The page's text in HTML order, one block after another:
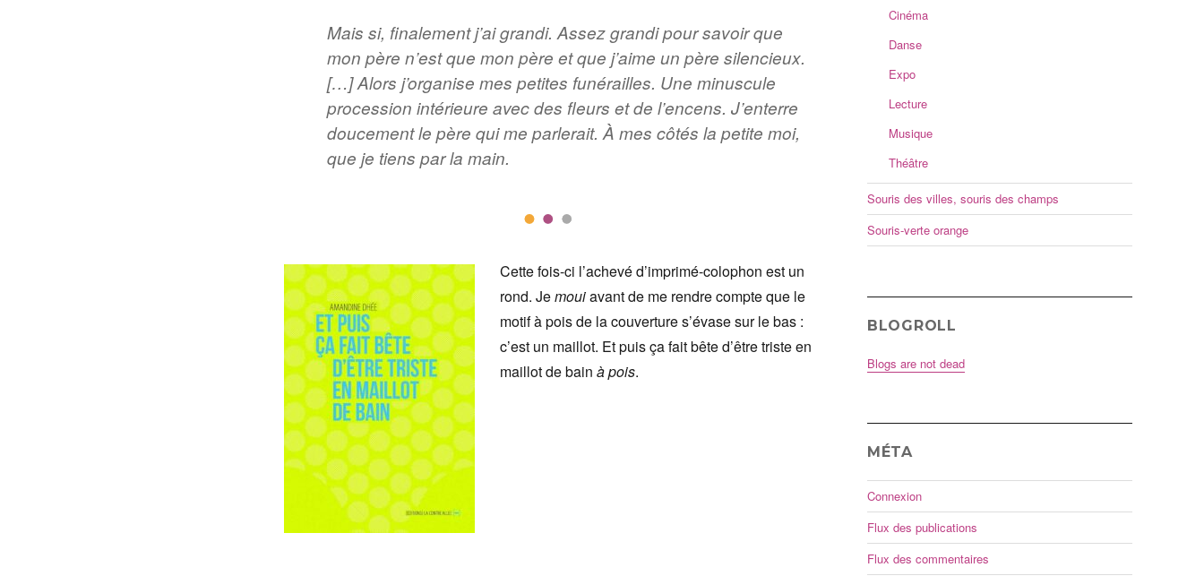
Mais si, finalement j’ai grandi. Assez grandi pour savoir que
mon père n’est que mon père et que j’aime un père silencieux.
[…] Alors j’organise mes petites funérailles. Une minuscule
procession intérieure avec des fleurs et de l’encens. J’enterre
doucement le père qui me parlerait. À mes côtés la petite moi,
que je tiens par la main.
Cette fois-ci l’achevé d’imprimé-colophon est un
rond. Jemouiavant de me rendre compte que le
motif à pois de la couverture s’évase sur le bas :
c’est un maillot. Et puis ça fait bête d’être triste en
maillot de bain à pois.
Cinéma
Danse
Expo
Lecture
Musique
Théâtre
Souris des villes, souris des champs
Souris-verte orange
BLOGROLL
Blogs are not dead
MÉTA
Connexion
Flux des publications
Flux des commentaires